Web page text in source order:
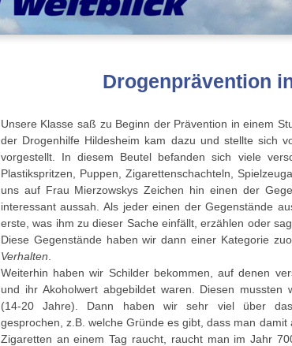
Drogenprävention
Unsere Klasse saß zu Beginn der Prävention in einem
der Drogenhilfe Hildesheim kam dazu und stellte sich
vorgestellt. In diesem Beutel befanden sich viele
Plastikspritzen, Puppen, Zigarettenschachteln,
uns auf Frau Mierzowskys Zeichen hin einen der
interessant aussah. Als jeder einen der Gegenstände
erste, was ihm zu dieser Sache einfällt, erzählen oder
Diese Gegenstände haben wir dann einer Kategorie
Verhalten
Weiterhin haben wir Schilder bekommen, auf denen
und ihr Akoholwert abgebildet waren. Diesen mussten
(14-20 Jahre). Dann haben wir sehr viel über das
gesprochen, z.B. welche Gründe es gibt, dass man
Zigaretten an einem Tag raucht, raucht man im Jahr